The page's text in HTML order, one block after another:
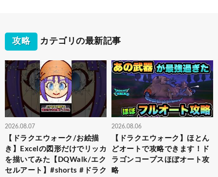
攻略 カテゴリの最新記事
2026.08.07
【ドラクエウォーク/お絵描
き】Excelの図形だけでリッカ
を描いてみた【DQWalk/エク
セルアート】#shorts #ドラク
2026.08.06
【ドラクエウォーク】ほとん
どオートで攻略できます！ド
ラゴンコープスほぼオート攻
略